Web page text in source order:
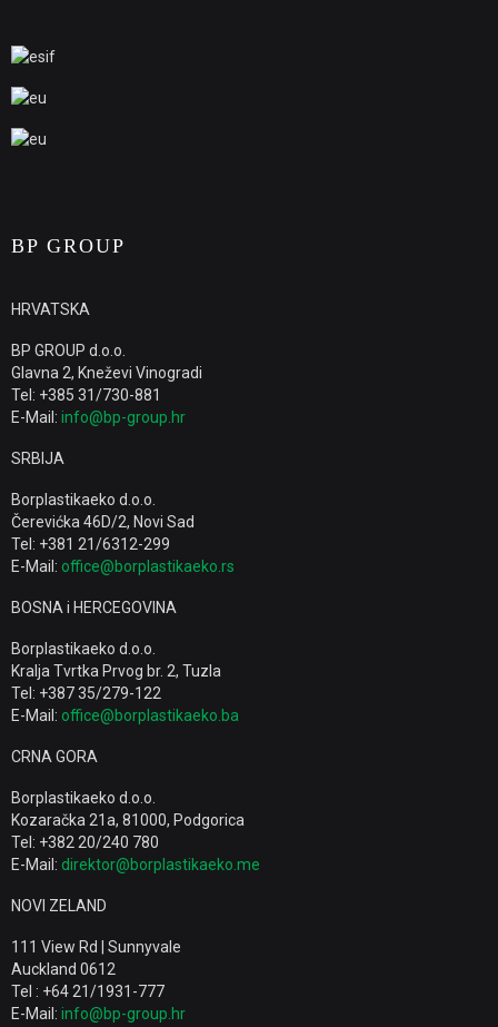
BP GROUP
HRVATSKA
BP GROUP d.o.o.
Glavna 2, Kneževi Vinogradi
Tel: +385 31/730-881
E-Mail: info@bp-group.hr
SRBIJA
Borplastikaeko d.o.o.
Čerevićka 46D/2, Novi Sad
Tel: +381 21/6312-299
E-Mail: office@borplastikaeko.rs
BOSNA i HERCEGOVINA
Borplastikaeko d.o.o.
Kralja Tvrtka Prvog br. 2, Tuzla
Tel: +387 35/279-122
E-Mail: office@borplastikaeko.ba
CRNA GORA
Borplastikaeko d.o.o.
Kozaračka 21a, 81000, Podgorica
Tel: +382 20/240 780
E-Mail: direktor@borplastikaeko.me
NOVI ZELAND
111 View Rd | Sunnyvale
Auckland 0612
Tel : +64 21/1931-777
E-Mail: info@bp-group.hr